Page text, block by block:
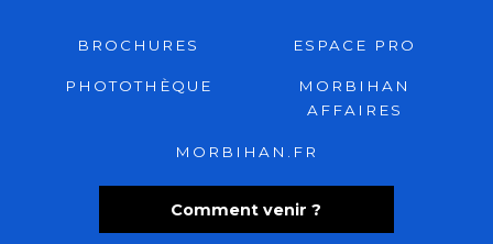
Comment venir ?
BROCHURES ESPACE PRO
PHOTOTHÈQUE
MORBIHAN
AFFAIRES
MORBIHAN.FR